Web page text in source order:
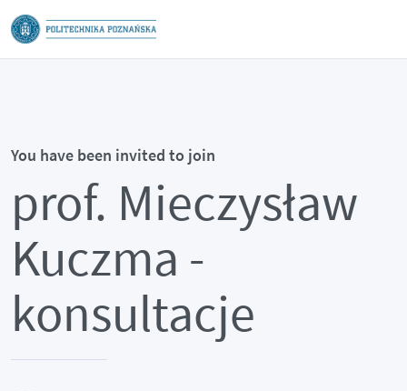
You have been invited to join
prof. Mieczysław
Kuczma -
konsultacje